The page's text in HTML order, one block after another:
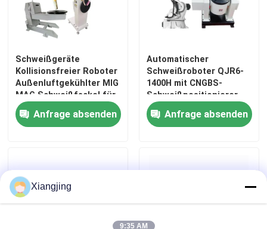
Schweißgeräte
Kollisionsfreier Roboter
Außenluftgekühlter MIG
MAG Schweißfackel für
Roboterautomatisierung
Anfrage absenden
Automatischer
Schweißroboter QJR6-
1400H mit CNGBS-
Schweißpositionierer
für intelligenten
Schweißroboter
Anfrage absenden
Xiangjing
9:35 AM